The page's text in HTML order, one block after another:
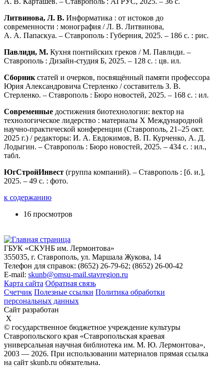
Литвинова, Л. В. Информатика : от истоков до
современности : монография / Л. В. Литвинова,
А. А. Папаскуа. – Ставрополь : Губерния, 2025. – 186 с. : рис.
Павлиди, М. Кухня понтийских греков / М. Павлиди. –
Ставрополь : Дизайн-студия Б, 2025. – 128 с. : цв. ил.
Сборник статей и очерков, посвящённый памяти профессора
Юрия Александровича Стерленко / составитель З. В.
Стерленко. – Ставрополь : Бюро новостей, 2025. – 168 с. : ил.
Современные достижения биотехнологии: вектор на
технологическое лидерство : материалы X Международной
научно-практической конференции (Ставрополь, 21–25 окт.
2025 г.) / редакторы: И. А. Евдокимов, В. П. Курченко, А. Д.
Лодыгин. – Ставрополь : Бюро новостей, 2025. – 434 с. : ил.,
табл.
ЮгСтройИнвест (группа компаний). – Ставрополь : [б. и.],
2025. – 49 с. : фото.
к содержанию
16 просмотров
ГБУК «СКУНБ им. Лермонтова»
355035, г. Ставрополь, ул. Маршала Жукова, 14
Телефон для справок: (8652) 26-79-62; (8652) 26-00-42
E-mail: skunb@omsu-mail.stavregion.ru
Карта сайта Обратная связь
Счетчик Полезные ссылки Политика обработки
персональных данных
Сайт разработан
X
© государственное бюджетное учреждение культуры
Ставропольского края «Ставропольская краевая
универсальная научная библиотека им. М. Ю. Лермонтова»,
2003 — 2026. При использовании материалов прямая ссылка
на сайт skunb.ru обязательна.